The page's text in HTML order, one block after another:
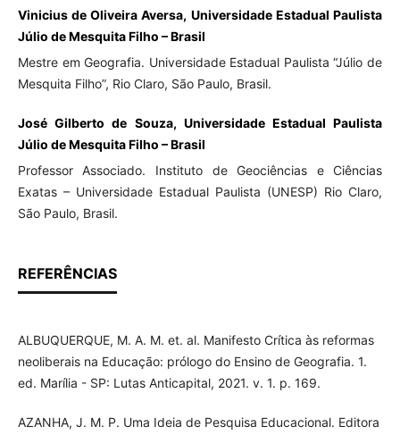
Vinicius de Oliveira Aversa, Universidade Estadual Paulista
Júlio de Mesquita Filho – Brasil
Mestre em Geografia. Universidade Estadual Paulista “Júlio de
Mesquita Filho”, Rio Claro, São Paulo, Brasil.
José Gilberto de Souza, Universidade Estadual Paulista
Júlio de Mesquita Filho – Brasil
Professor Associado. Instituto de Geociências e Ciências
Exatas – Universidade Estadual Paulista (UNESP) Rio Claro,
São Paulo, Brasil.
REFERÊNCIAS
ALBUQUERQUE, M. A. M. et. al. Manifesto Crítica às reformas
neoliberais na Educação: prólogo do Ensino de Geografia. 1.
ed. Marília - SP: Lutas Anticapital, 2021. v. 1. p. 169.
AZANHA, J. M. P. Uma Ideia de Pesquisa Educacional. Editora